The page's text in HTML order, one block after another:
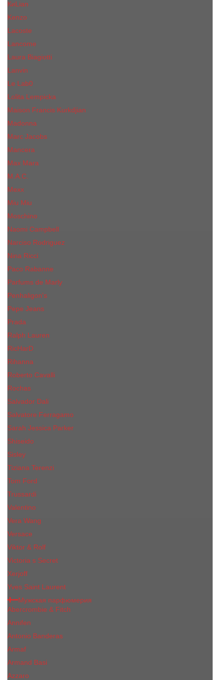
КиLian
Kenzo
Lacoste
Lancome
Laura Biagiotti
Lanvin
Lе Lab0
Lolita Lempicka
Maison Francis Kurkdjian
Madonna
Marc Jacobs
Mancera
Max Mara
M.А.C.
Mexx
Miu Miu
Mоsсhino
Naomi Campbell
Narciso Rodriguez
Nina Ricci
Paco Rabanne
Parfums de Marly
Penhaligon's
Pepe Jeans
Prada
Ralph Lauren
RicHarD
Rihanna
Roberto Cavalli
Rochas
Salvador Dali
Salvatore Ferragamo
Sarah Jessica Parker
Shiseido
Sisley
Tiziana Terenzi
Tom Ford
Trussardi
Valentino
Vera Wang
Versace
Viktor & Rolf
Victoria s Secret
Xerjoff
Yves Saint Laurent
Мужская парфюмерия
Abercrombie & Fitch
Annifen
Antonio Banderas
Armaf
Armand Basi
Azzaro